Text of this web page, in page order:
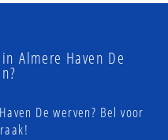
Almere Haven De
De werven? Bel voor